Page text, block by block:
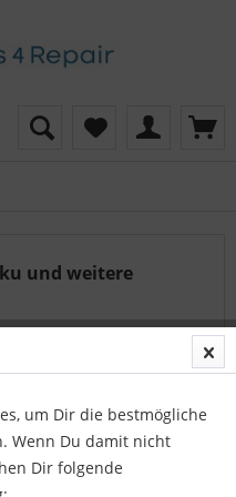
und weitere
und deinen
für all unser Zubehör
mehr erfahren »
um Dir die bestmögliche
Wenn Du damit nicht
Dir folgende